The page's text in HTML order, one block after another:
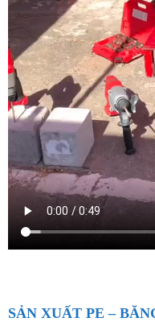
SẢN XUẤT PE –